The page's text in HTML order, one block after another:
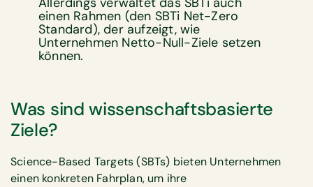
einen Rahmen (den SBTi Net-Zero
Standard), der aufzeigt, wie
Unternehmen Netto-Null-Ziele setzen
können.
Was sind wissenschaftsbasierte
Ziele?
Science-Based Targets (SBTs) bieten Unternehmen
einen konkreten Fahrplan, um ihre